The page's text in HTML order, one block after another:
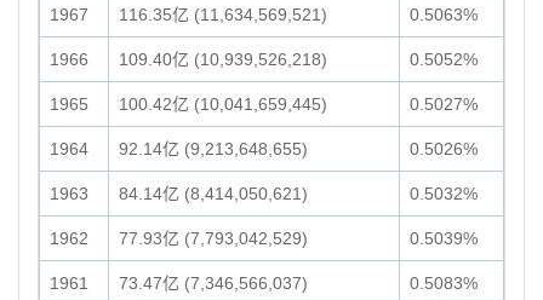
1967 116.35亿 (11,634,569,521) 0.5063%
1966 109.40亿 (10,939,526,218) 0.5052%
1965 100.42亿 (10,041,659,445) 0.5027%
1964 92.14亿 (9,213,648,655) 0.5026%
1963 84.14亿 (8,414,050,621) 0.5032%
1962 77.93亿 (7,793,042,529) 0.5039%
1961 73.47亿 (7,346,566,037) 0.5083%